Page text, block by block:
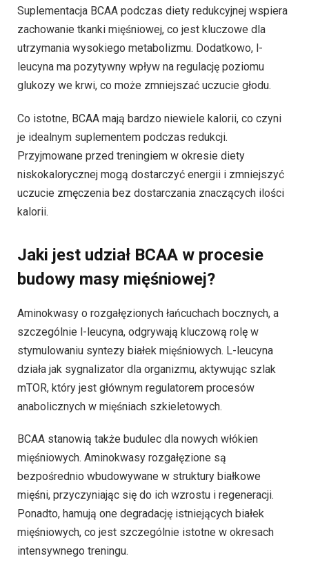
Suplementacja BCAA podczas diety redukcyjnej wspiera
zachowanie tkanki mięśniowej, co jest kluczowe dla
utrzymania wysokiego metabolizmu. Dodatkowo, l-
leucyna ma pozytywny wpływ na regulację poziomu
glukozy we krwi, co może zmniejszać uczucie głodu.
Co istotne, BCAA mają bardzo niewiele kalorii, co czyni
je idealnym suplementem podczas redukcji.
Przyjmowane przed treningiem w okresie diety
niskokalorycznej mogą dostarczyć energii i zmniejszyć
uczucie zmęczenia bez dostarczania znaczących ilości
kalorii.
Jaki jest udział BCAA w procesie
budowy masy mięśniowej?
Aminokwasy o rozgałęzionych łańcuchach bocznych, a
szczególnie l-leucyna, odgrywają kluczową rolę w
stymulowaniu syntezy białek mięśniowych. L-leucyna
działa jak sygnalizator dla organizmu, aktywując szlak
mTOR, który jest głównym regulatorem procesów
anabolicznych w mięśniach szkieletowych.
BCAA stanowią także budulec dla nowych włókien
mięśniowych. Aminokwasy rozgałęzione są
bezpośrednio wbudowywane w struktury białkowe
mięśni, przyczyniając się do ich wzrostu i regeneracji.
Ponadto, hamują one degradację istniejących białek
mięśniowych, co jest szczególnie istotne w okresach
intensywnego treningu.